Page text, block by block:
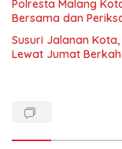
Polresta Malang
Bersama dan
Susuri Jalanan
Lewat Jumat